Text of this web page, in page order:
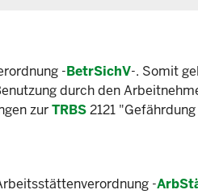
-BetrSichV-. Somit
durch den
zurTRBS2121
-